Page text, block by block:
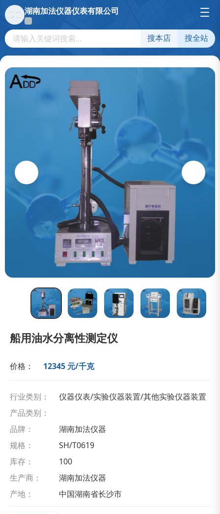
湖南加法仪器仪表有限公司
搜本店 搜全站
船用油水分离性测定仪
价格： 12345 元/千克
行业类别：
仪器仪表/实验仪器装置/其他实验仪器装置
产品类别：
品牌：
湖南加法仪器
规格：
SH/T0619
库存：
100
生产商：
湖南加法仪器
产地：
中国湖南省长沙市